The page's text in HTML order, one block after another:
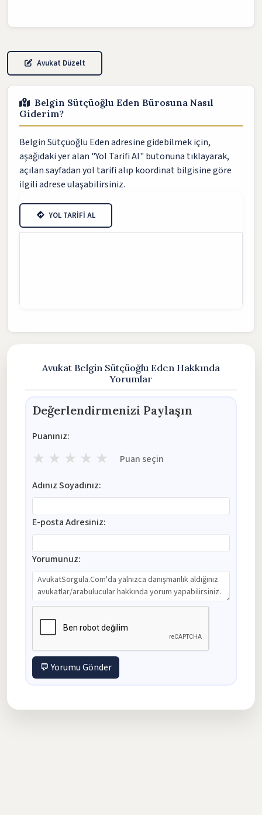
Avukat Düzelt
Belgin Sütçüoğlu Eden Bürosuna Nasıl
Giderim?
Belgin Sütçüoğlu Eden adresine gidebilmek için,
aşağıdaki yer alan "Yol Tarifi Al" butonuna tıklayarak,
açılan sayfadan yol tarifi alıp koordinat bilgisine göre
ilgili adrese ulaşabilirsiniz.
YOL TARİFİ AL
Avukat Belgin Sütçüoğlu Eden Hakkında
Yorumlar
Değerlendirmenizi Paylaşın
Puanınız:
★ ★ ★ ★ ★ Puan seçin
Adınız Soyadınız:
E-posta Adresiniz:
Yorumunuz:
💬 Yorumu Gönder